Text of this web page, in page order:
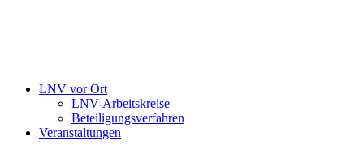
LNV vor Ort
LNV-Arbeitskreise
Beteiligungsverfahren
Veranstaltungen